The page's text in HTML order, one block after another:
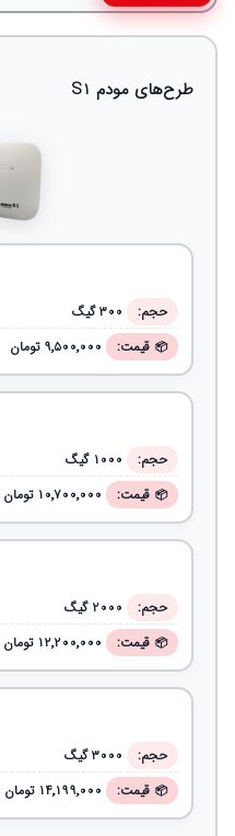
طرح‌های مودم S1
حجم:
۳۰۰ گیگ
قیمت:
۹٬۵۰۰٬۰۰۰ تومان
حجم:
۱۰۰۰ گیگ
قیمت:
۱۰٬۷۰۰٬۰۰۰ تومان
حجم:
۲۰۰۰ گیگ
قیمت:
۱۲٬۲۰۰٬۰۰۰ تومان
حجم:
۳۰۰۰ گیگ
قیمت:
۱۴٬۱۹۹٬۰۰۰ تومان